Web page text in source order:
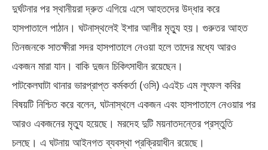
দুর্ঘটনার পর স্থানীয়রা দ্রুত এগিয়ে এসে আহতদের উদ্ধার করে
হাসপাতালে পাঠান। ঘটনাস্থলেই ইশার আলীর মৃত্যু হয়। গুরুতর আহত
তিনজনকে সাতক্ষীরা সদর হাসপাতালে নেওয়া হলে তাদের মধ্যে আরও
একজন মারা যান। বাকি দুজন চিকিৎসাধীন রয়েছেন।
পাটকেলঘাটা থানার ভারপ্রাপ্ত কর্মকর্তা (ওসি) এএইচ এম লূৎফল কবির
বিষয়টি নিশ্চিত করে বলেন, ঘটনাস্থলে একজন এবং হাসপাতালে নেওয়ার পর
আরও একজনের মৃত্যু হয়েছে। মরদেহ দুটি ময়নাতদন্তের প্রস্তুতি
চলছে। এ ঘটনায় আইনগত ব্যবস্থা প্রক্রিয়াধীন রয়েছে।